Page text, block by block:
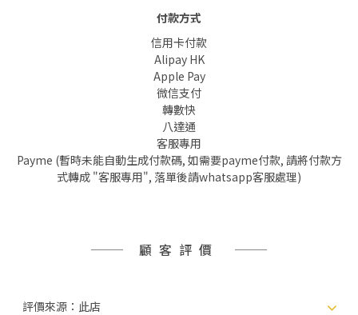
付款方式
信用卡付款
Alipay HK
Apple Pay
微信支付
轉數快
八達通
客服專用
Payme (暫時未能自動生成付款碼, 如需要payme付款, 請將付款方
式轉成 "客服專用", 落單後請whatsapp客服處理)
顧客評價